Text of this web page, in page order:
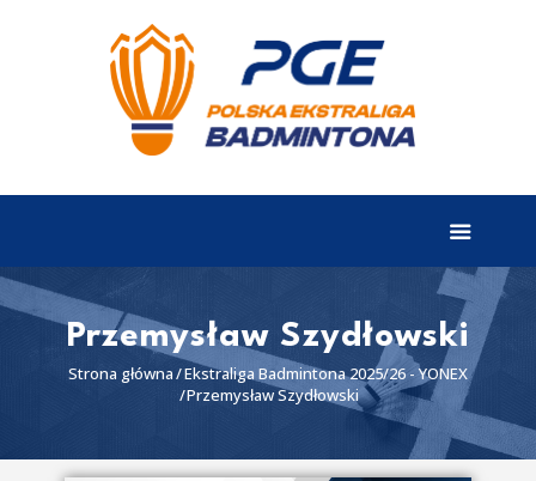
Przemysław Szydłowski
Strona główna Ekstraliga Badmintona 2025/26 - YONEX
Przemysław Szydłowski
EKSTRALIGA
Aktualności
Tabela
Wyniki
Terminarz
I liga